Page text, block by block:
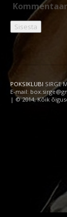
POKSIKLUBI SIRGE
E-mail:
| © 2014, Kõik